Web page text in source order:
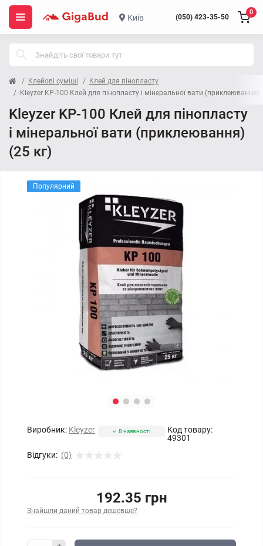
Київ (050) 423-35-50
0
Клейові суміші
Клей для пінопласту
Kleyzer KP-100 Клей для пінопласту і мінеральної вати (приклеювання)
Kleyzer KP-100 Клей для пінопласту
і мінеральної вати (приклеювання)
(25 кг)
Популярний
Виробник: Kleyzer
Код товару:
49301
Відгуки: (0)
В наявності
192.35 грн
Знайшли даний товар дешевше?